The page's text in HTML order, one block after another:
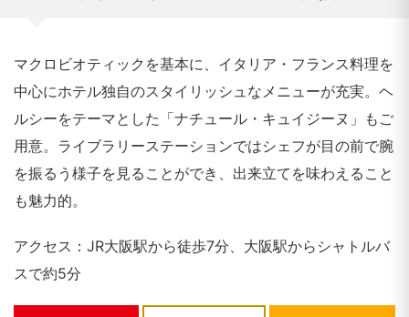
マクロビオティックを基本に、イタリア・フランス料理を
中心にホテル独自のスタイリッシュなメニューが充実。ヘ
ルシーをテーマとした「ナチュール・キュイジーヌ」もご
用意。ライブラリーステーションではシェフが目の前で腕
を振るう様子を見ることができ、出来立てを味わえること
も魅力的。
アクセス：JR大阪駅から徒歩7分、大阪駅からシャトルバ
スで約5分